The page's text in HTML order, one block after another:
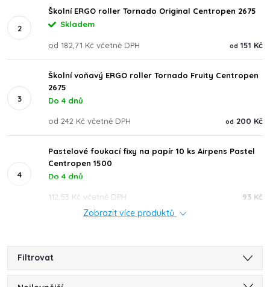
Školní ERGO roller Tornado Original Centropen 2675
Skladem
od 151 Kč
od 182,71 Kč včetně DPH
Školní voňavý ERGO roller Tornado Fruity Centropen
2675
Do 4 dnů
od 200 Kč
od 242 Kč včetně DPH
Pastelové foukací fixy na papír 10 ks Airpens Pastel
Centropen 1500
Do 4 dnů
93 Kč
112,53 Kč včetně DPH
Zobrazit více produktů
Filtrovat